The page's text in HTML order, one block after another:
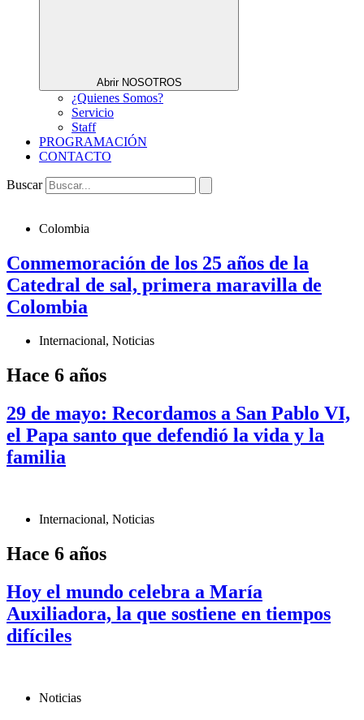
Abrir NOSOTROS
¿Quienes Somos?
Servicio
Staff
PROGRAMACIÓN
CONTACTO
Buscar
Colombia
Conmemoración de los 25 años de la
Catedral de sal, primera maravilla de
Colombia
Internacional, Noticias
Hace 6 años
29 de mayo: Recordamos a San Pablo VI,
el Papa santo que defendió la vida y la
familia
Internacional, Noticias
Hace 6 años
Hoy el mundo celebra a María
Auxiliadora, la que sostiene en tiempos
difíciles
Noticias